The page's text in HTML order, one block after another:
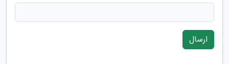
ارسال